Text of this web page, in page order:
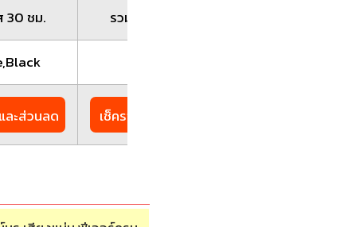
30 ชม. รวมเคส 38 ชม.
ละส่วนลด เช็คราคาและส่วนลด